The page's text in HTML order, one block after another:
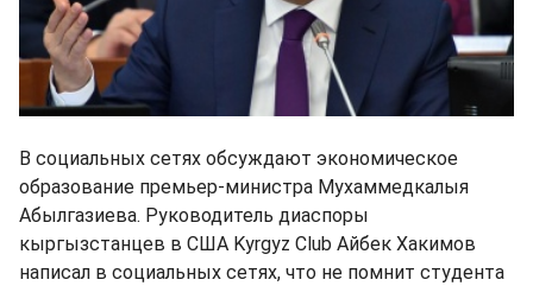
В социальных сетях обсуждают экономическое
образование премьер-министра Мухаммедкалыя
Абылгазиева. Руководитель диаспоры
кыргызстанцев в США Kyrgyz Club Айбек Хакимов
написал в социальных сетях, что не помнит студента